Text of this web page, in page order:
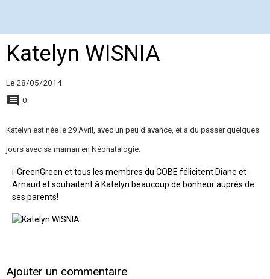
Katelyn WISNIA
Le 28/05/2014
0
Katelyn est née le 29 Avril, avec un peu d'avance, et a du passer quelques
jours avec sa maman en Néonatalogie.
i-GreenGreen et tous les membres du COBE félicitent Diane et
Arnaud et souhaitent à Katelyn beaucoup de bonheur auprès de
ses parents!
Ajouter un commentaire